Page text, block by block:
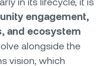
engagement,
and ecosystem
alongside the
vision, which